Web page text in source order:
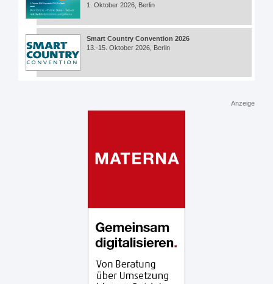
1. Oktober 2026, Berlin
Smart Country Convention 2026
13.-15. Oktober 2026, Berlin
Anzeige